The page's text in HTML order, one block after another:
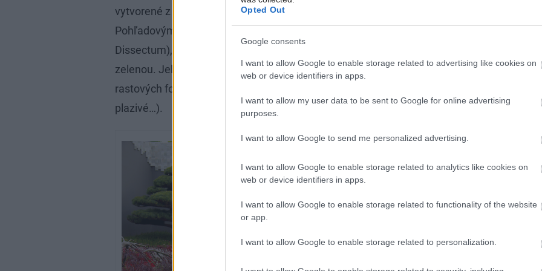
Opted Out
Google consents
I want to allow Google to enable storage related to advertising like cookies on
web or device identifiers in apps.
I want to allow my user data to be sent to Google for online advertising
purposes.
I want to allow Google to send me personalized advertising.
I want to allow Google to enable storage related to analytics like cookies on
web or device identifiers in apps.
I want to allow Google to enable storage related to functionality of the website
or app.
I want to allow Google to enable storage related to personalization.
vytvorené z borovíc, ktoré sú najvzácnejšou súčasťou výsadby.
Pohľadovým magnetom je však aj javor dlaňovitolistý (Acer palmatum
Dissectum), ktorého purpurové listy zaujímavo kontrastujú s prevažujúcou
zelenou. Jeho prevísajúce konáre zároveň dotvárajú kompozíciu rôznych
rastových foriem, ktoré sú v záhrade zastúpené (krovité, stĺpovité,
plazivé…).